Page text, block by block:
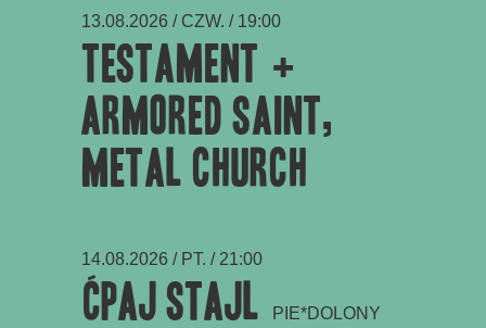
13.08.2026 / CZW. / 19:00
Testament +
Armored Saint,
Metal Church
14.08.2026 / PT. / 21:00
ĆPAJ STAJL PIE*DOLONY